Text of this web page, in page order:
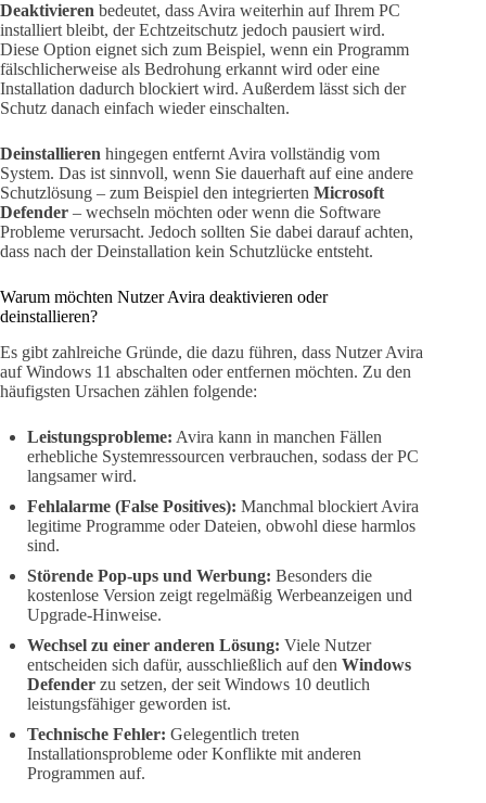
Deaktivieren bedeutet, dass Avira weiterhin auf Ihrem PC
installiert bleibt, der Echtzeitschutz jedoch pausiert wird.
Diese Option eignet sich zum Beispiel, wenn ein Programm
fälschlicherweise als Bedrohung erkannt wird oder eine
Installation dadurch blockiert wird. Außerdem lässt sich der
Schutz danach einfach wieder einschalten.
Deinstallieren hingegen entfernt Avira vollständig vom
System. Das ist sinnvoll, wenn Sie dauerhaft auf eine andere
Schutzlösung – zum Beispiel den integrierten Microsoft
Defender – wechseln möchten oder wenn die Software
Probleme verursacht. Jedoch sollten Sie dabei darauf achten,
dass nach der Deinstallation kein Schutzlücke entsteht.
Warum möchten Nutzer Avira deaktivieren oder
deinstallieren?
Es gibt zahlreiche Gründe, die dazu führen, dass Nutzer Avira
auf Windows 11 abschalten oder entfernen möchten. Zu den
häufigsten Ursachen zählen folgende:
Leistungsprobleme: Avira kann in manchen Fällen
erhebliche Systemressourcen verbrauchen, sodass der PC
langsamer wird.
Fehlalarme (False Positives): Manchmal blockiert Avira
legitime Programme oder Dateien, obwohl diese harmlos
sind.
Störende Pop-ups und Werbung: Besonders die
kostenlose Version zeigt regelmäßig Werbeanzeigen und
Upgrade-Hinweise.
Wechsel zu einer anderen Lösung: Viele Nutzer
entscheiden sich dafür, ausschließlich auf den Windows
Defender zu setzen, der seit Windows 10 deutlich
leistungsfähiger geworden ist.
Technische Fehler: Gelegentlich treten
Installationsprobleme oder Konflikte mit anderen
Programmen auf.